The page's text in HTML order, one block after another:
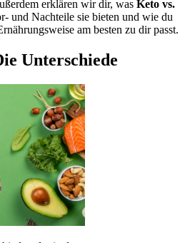
erklären wir dir, was Keto vs.
und Nachteile sie bieten und wie du
am besten zu dir passt.
Unterschiede